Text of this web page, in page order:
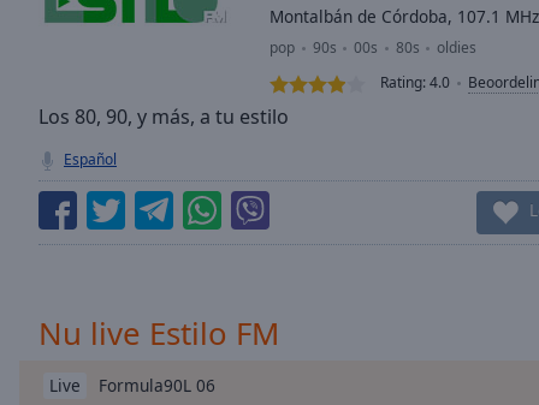
Seek to
currently
behind
LIVE
Remaining
Time-
Playback
Montalbán de Córdoba, 107.1
pop 90s 00s 80s
oldies
Rating:4.0
Los 80, 90, y más, a tu estilo
Español
Nu live Estilo FM
Live Formula90L 06